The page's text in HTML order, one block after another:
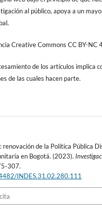
al público, apoya a un
Creative Commons CC BY-NC
de los artículos implica
de las cuales hacen parte.
renovación de la Política Pública
en Bogotá. (2023).
307.
INDES.31.02.280.111